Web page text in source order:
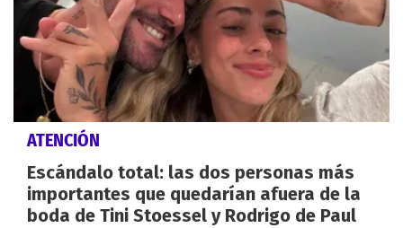
ATENCIÓN
Escándalo total: las dos personas más
importantes que quedarían afuera de la
boda de Tini Stoessel y Rodrigo de Paul